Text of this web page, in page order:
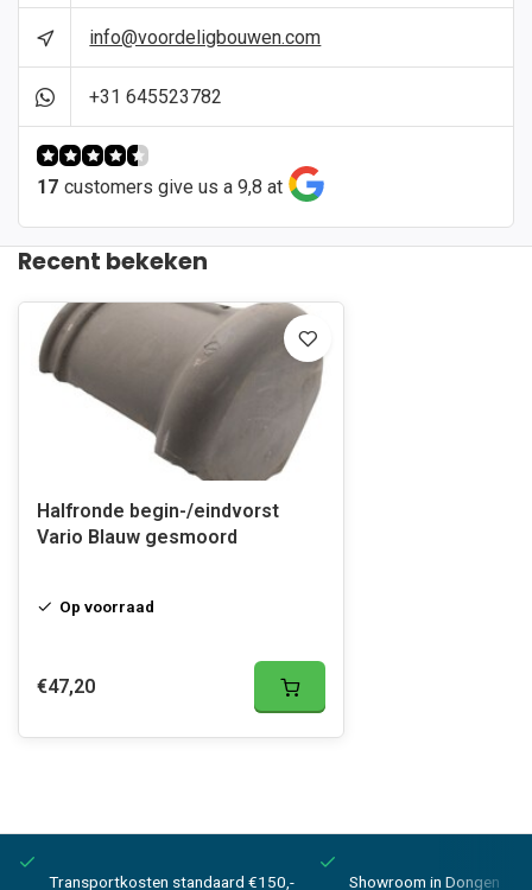
info@voordeligbouwen.com
+31 645523782
17 customers give us a 9,8 at
Recent bekeken
Halfronde begin-/eindvorst
Vario Blauw gesmoord
Op voorraad
€47,20
Transportkosten standaard €150,- Showroom in Dongen